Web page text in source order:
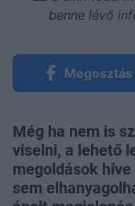
benne lévő
Megosztás
Még ha nem is
viselni, a lehető
megoldások
sem